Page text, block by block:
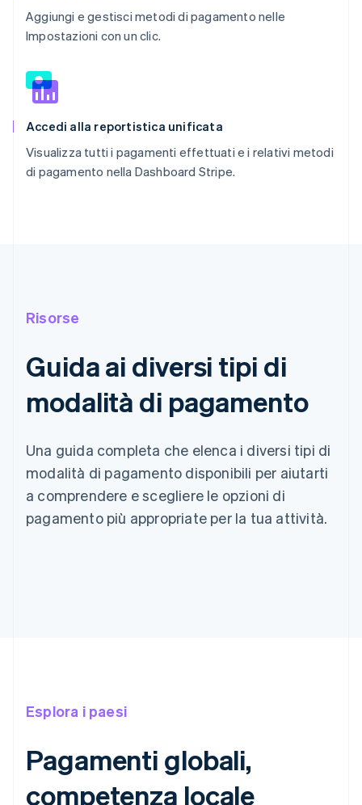
Aggiungi e gestisci metodi di pagamento nelle
Impostazioni con un clic.
Accedi alla reportistica unificata
Visualizza tutti i pagamenti effettuati e i relativi metodi
di pagamento nella Dashboard Stripe.
Risorse
Guida ai diversi tipi di
modalità di pagamento
Una guida completa che elenca i diversi tipi di
modalità di pagamento disponibili per aiutarti
a comprendere e scegliere le opzioni di
pagamento più appropriate per la tua attività.
Esplora i paesi
Pagamenti globali,
competenza locale